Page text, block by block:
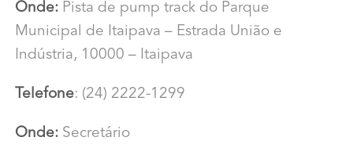
Onde:Pista de pump track do Parque
Municipal de Itaipava – Estrada União e
Indústria, 10000 – Itaipava
Telefone: (24) 2222-1299
Onde: Secretário